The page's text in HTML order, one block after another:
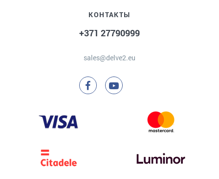
КОНТАКТЫ
+371 27790999
sales@delve2.eu